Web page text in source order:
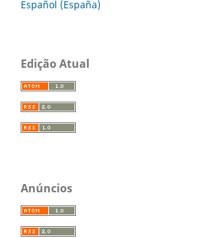
Español (España)
Edição Atual
Anúncios